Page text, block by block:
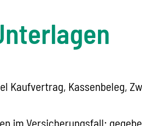
Kaufvertrag, Kassenbeleg,
im Versicherungsfall: